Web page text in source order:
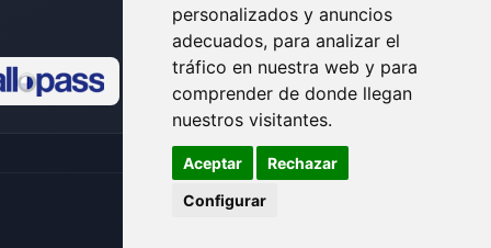
personalizados y anuncios
adecuados, para analizar el
tráfico en nuestra web y para
comprender de donde llegan
nuestros visitantes.
Aceptar
Rechazar
Configurar